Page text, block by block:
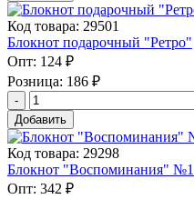
Код товара: 29501
Блокнот подарочный "Ретро"
Опт: 124 ₽
Розница: 186 ₽
Добавить
Код товара: 29298
Блокнот "Воспоминания" №1
Опт: 342 ₽